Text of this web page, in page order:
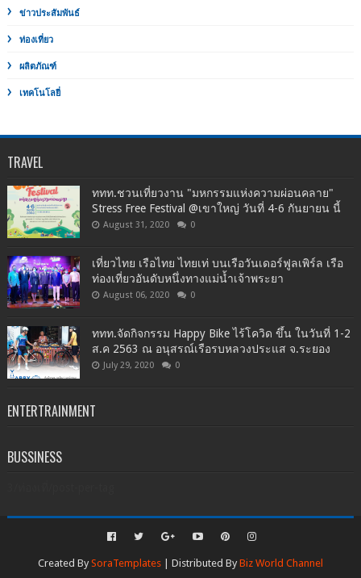
ข่าวประสัมพันธ์
ท่องเที่ยว
ผลิตภัณฑ์
เทคโนโลยี่
TRAVEL
ททท.ชวนเที่ยวงาน "มหกรรมแห่งความผ่อนคลาย"
Stress Free Festival @เขาใหญ่ วันที่ 4-6 กันยายน นี้
August 31, 2020 0
เที่ยวไทย เรือไทย ไทยเท่ บนเรือวันเดอร์ฟูลเพิร์ล เรือ
ท่องเที่ยวอันดับหนึ่งทางแม่น้ำเจ้าพระยา
August 06, 2020 0
ททท.จัดกิจกรรม Happy Bike ไร้โควิด ขึ้น ในวันที่ 1-2
ส.ค 2563 ณ อนุสรณ์เรือรบหลวงประแส จ.ระยอง
July 29, 2020 0
ENTERTRAINMENT
BUSSINESS
Created By SoraTemplates| Distributed By Biz World Channel